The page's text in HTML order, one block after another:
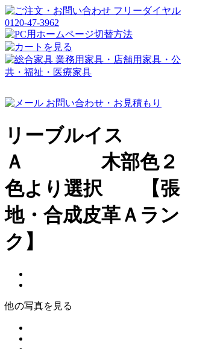
リーブルイス
Ａ 木部色２
色より選択 【張
地・合成皮革Ａラン
ク】
他の写真を見る